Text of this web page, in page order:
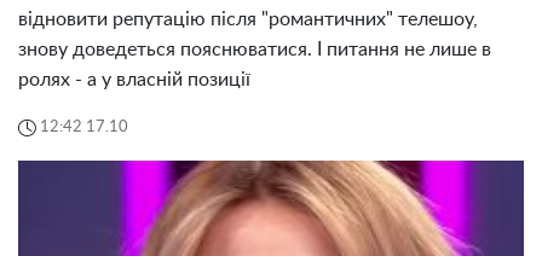
відновити репутацію після "романтичних" телешоу,
знову доведеться пояснюватися. І питання не лише в
ролях - а у власній позиції
12:42 17.10